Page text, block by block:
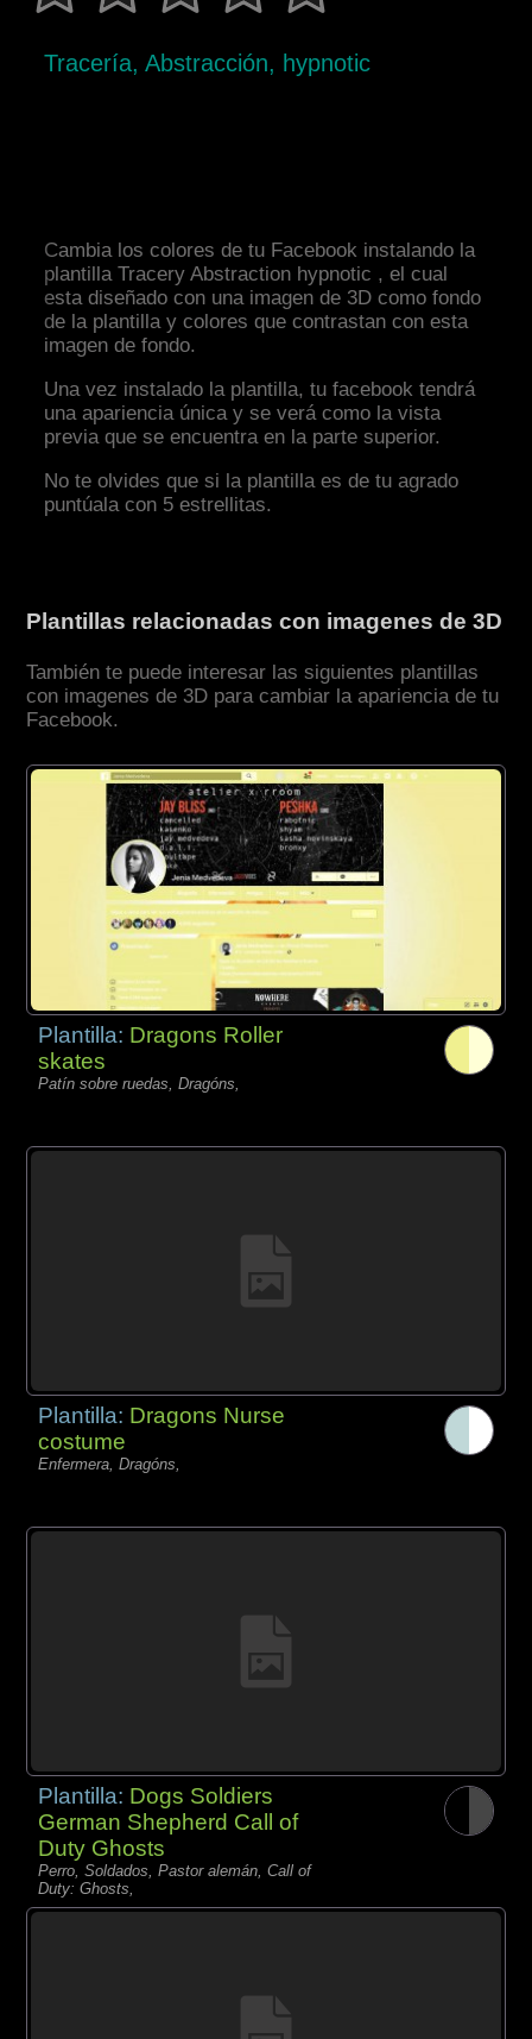
Tracería, Abstracción, hypnotic
Cambia los colores de tu Facebook instalando la
plantilla Tracery Abstraction hypnotic , el cual
esta diseñado con una imagen de 3D como fondo
de la plantilla y colores que contrastan con esta
imagen de fondo.
Una vez instalado la plantilla, tu facebook tendrá
una apariencia única y se verá como la vista
previa que se encuentra en la parte superior.
No te olvides que si la plantilla es de tu agrado
puntúala con 5 estrellitas.
Plantillas relacionadas con imagenes de 3D
También te puede interesar las siguientes plantillas
con imagenes de 3D para cambiar la apariencia de tu
Facebook.
Plantilla: Dragons Roller
skates
Patín sobre ruedas, Dragóns,
Plantilla: Dragons Nurse
costume
Enfermera, Dragóns,
Plantilla: Dogs Soldiers
German Shepherd Call of
Duty Ghosts
Perro, Soldados, Pastor alemán, Call of
Duty: Ghosts,